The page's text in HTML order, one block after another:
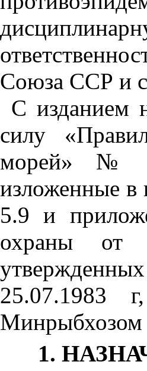
Союза ССР и
С изданием
силу
морей» №
изложенные в
5.9 и
охраны от
Минрыбхозом
1.